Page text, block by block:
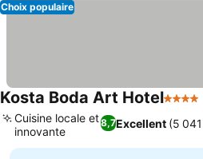
Choix populaire
Kosta Boda Art Hotel4
8,7Excellent (5
Cuisine locale et
innovante